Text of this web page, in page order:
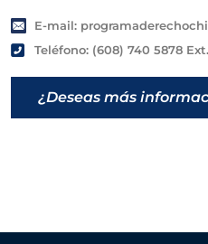
E-mail:
Teléfono: (608) 740 5878
¿Deseas más